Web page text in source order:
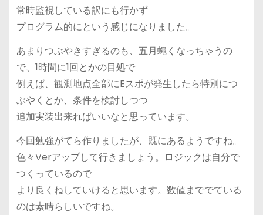
常時監視している訳にも行かず
プログラム的にという感じになりました。
あまりつぶやきすぎるのも、五月蠅くなっちゃうの
で、1時間に1回とかの目処で
例えば、観測地点全部にEスポが発生したら特別につ
ぶやくとか、条件を検討しつつ
追加実装出来ればいいなと思っています。
今回勉強がてら作りましたが、既にあるようですね。
色々Verアップして行きましょう。ロジックは自分で
つくっているので
より良くねしていけると思います。数値まででている
のは素晴らしいですね。